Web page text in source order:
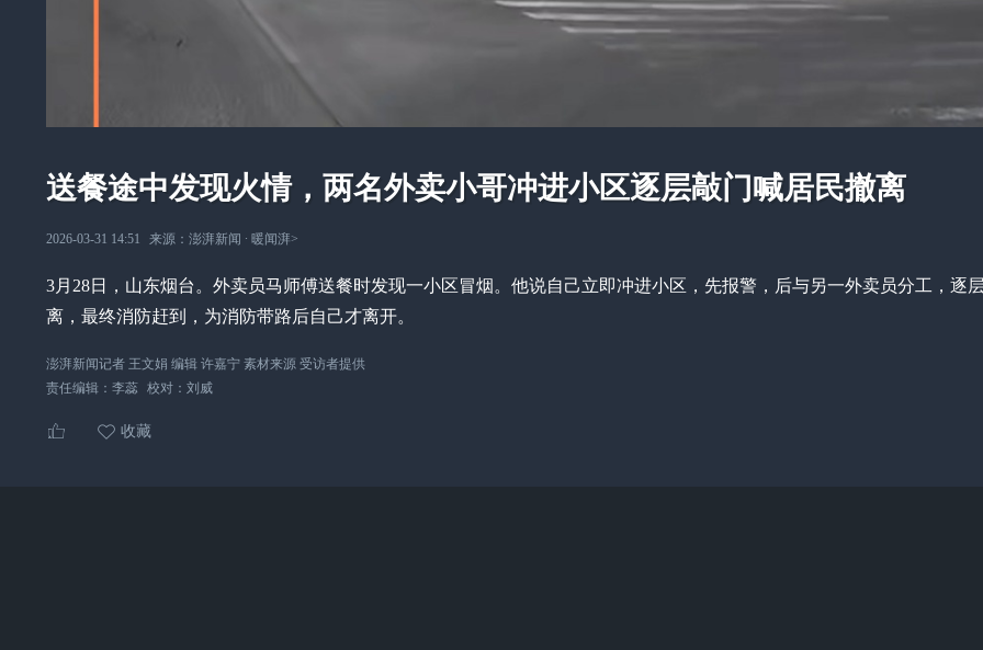
送餐途中发现火情，两名外卖小哥冲进小区逐层敲门喊居民撤离
2026-03-31 14:51 来源： 澎湃新闻 ∙ 暖闻湃>
3月28日，山东烟台。外卖员马师傅送餐时发现一小区冒烟。他说自己立即冲进小区，先报警，后与另一外卖员分工，逐
离，最终消防赶到，为消防带路后自己才离开。
澎湃新闻记者 王文娟 编辑 许嘉宁 素材来源 受访者提供
责任编辑： 李蕊 校对： 刘威
收藏